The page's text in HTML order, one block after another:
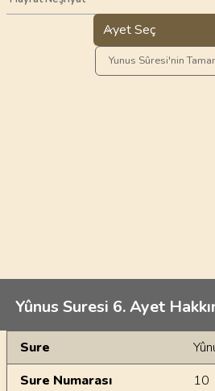
Ayet Seç
Yunus Sûresi'nin
Yûnus Suresi 6. Ayet
Genel Bilgiler
Sure
Sure Numarası
10